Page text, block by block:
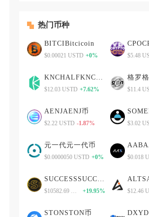
热门币种
BITCIBitcicoin
$0.00021 USTD +0% $5.48
$12.03 USTD +7.62%
格罗
$11.4
AENJAENJ币
$2.22 USTD -1.87% $3.02
元一代元一代币
$0.0000050 USTD +0% $0.018
+19.95% $12.46
STONSTON币